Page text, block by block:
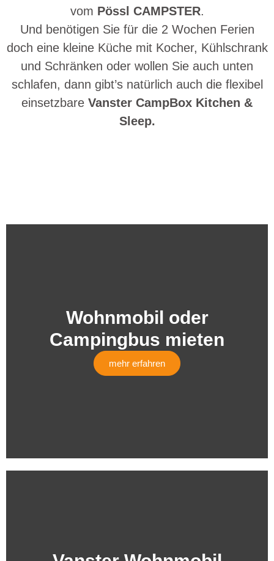
vom Pössl CAMPSTER.
Und benötigen Sie für die 2 Wochen Ferien
doch eine kleine Küche mit Kocher, Kühlschrank
und Schränken oder wollen Sie auch unten
schlafen, dann gibt’s natürlich auch die flexibel
einsetzbare Vanster CampBox Kitchen &
Sleep.
Wohnmobil oder
Campingbus mieten
mehr erfahren